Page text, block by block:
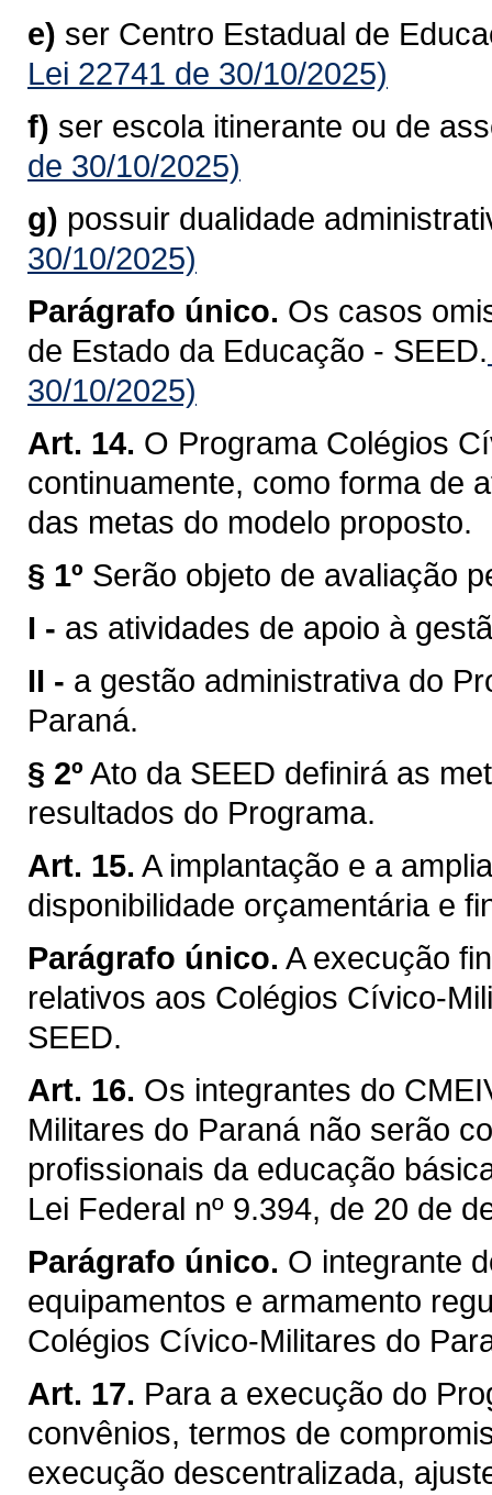
e) ser Centro Estadual de
Lei 22741 de 30/10/2025)
f) ser escola itinerante ou de
de 30/10/2025)
g) possuir dualidade
30/10/2025)
Parágrafo único. Os casos
de Estado da Educação - SEED.
30/10/2025)
Art. 14. O Programa Colégios
continuamente, como forma de
das metas do modelo proposto.
§ 1º Serão objeto de avaliação
I - as atividades de apoio à
II - a gestão administrativa do
Paraná.
§ 2º Ato da SEED definirá as
resultados do Programa.
Art. 15. A implantação e a
disponibilidade orçamentária e
Parágrafo único. A execução
relativos aos Colégios Cívico-
SEED.
Art. 16. Os integrantes do
Militares do Paraná não serão
profissionais da educação
Lei Federal nº 9.394, de 20 de
Parágrafo único. O integrante
equipamentos e armamento
Colégios Cívico-Militares do
Art. 17. Para a execução do
convênios, termos de
execução descentralizada,